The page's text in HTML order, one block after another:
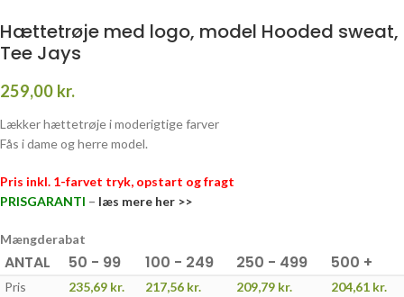
Hættetrøje med logo, model Hooded sweat,
Tee Jays
259,00 kr.
Lækker hættetrøje i moderigtige farver
Fås i dame og herre model.
Pris inkl. 1-farvet tryk, opstart og fragt
PRISGARANTI – læs mere her >>
Mængderabat
ANTAL 50 - 99 100 - 249 250 - 499 500 +
Pris 235,69 kr. 217,56 kr. 209,79 kr. 204,61 kr.